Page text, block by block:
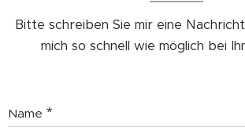
Bitte schreiben Sie mir eine
mich so schnell wie möglich bei
Name